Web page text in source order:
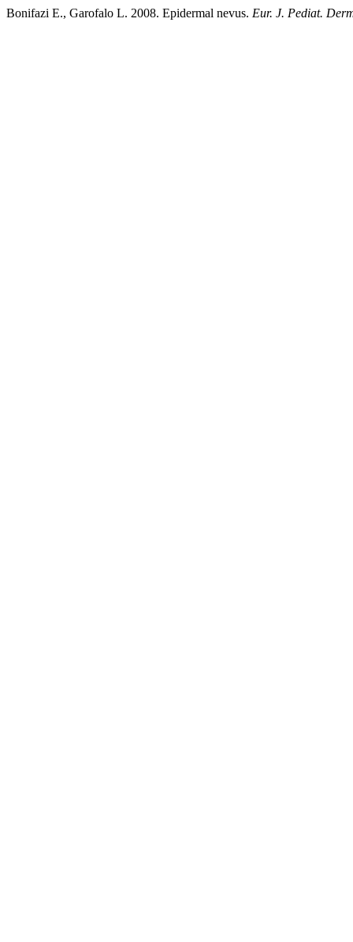
Bonifazi E., Garofalo L. 2008. Epidermal nevus. Eur. J. Pediat.